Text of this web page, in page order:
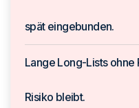
spät eingebunden.
Lange Long-Lists ohne
Risiko bleibt.